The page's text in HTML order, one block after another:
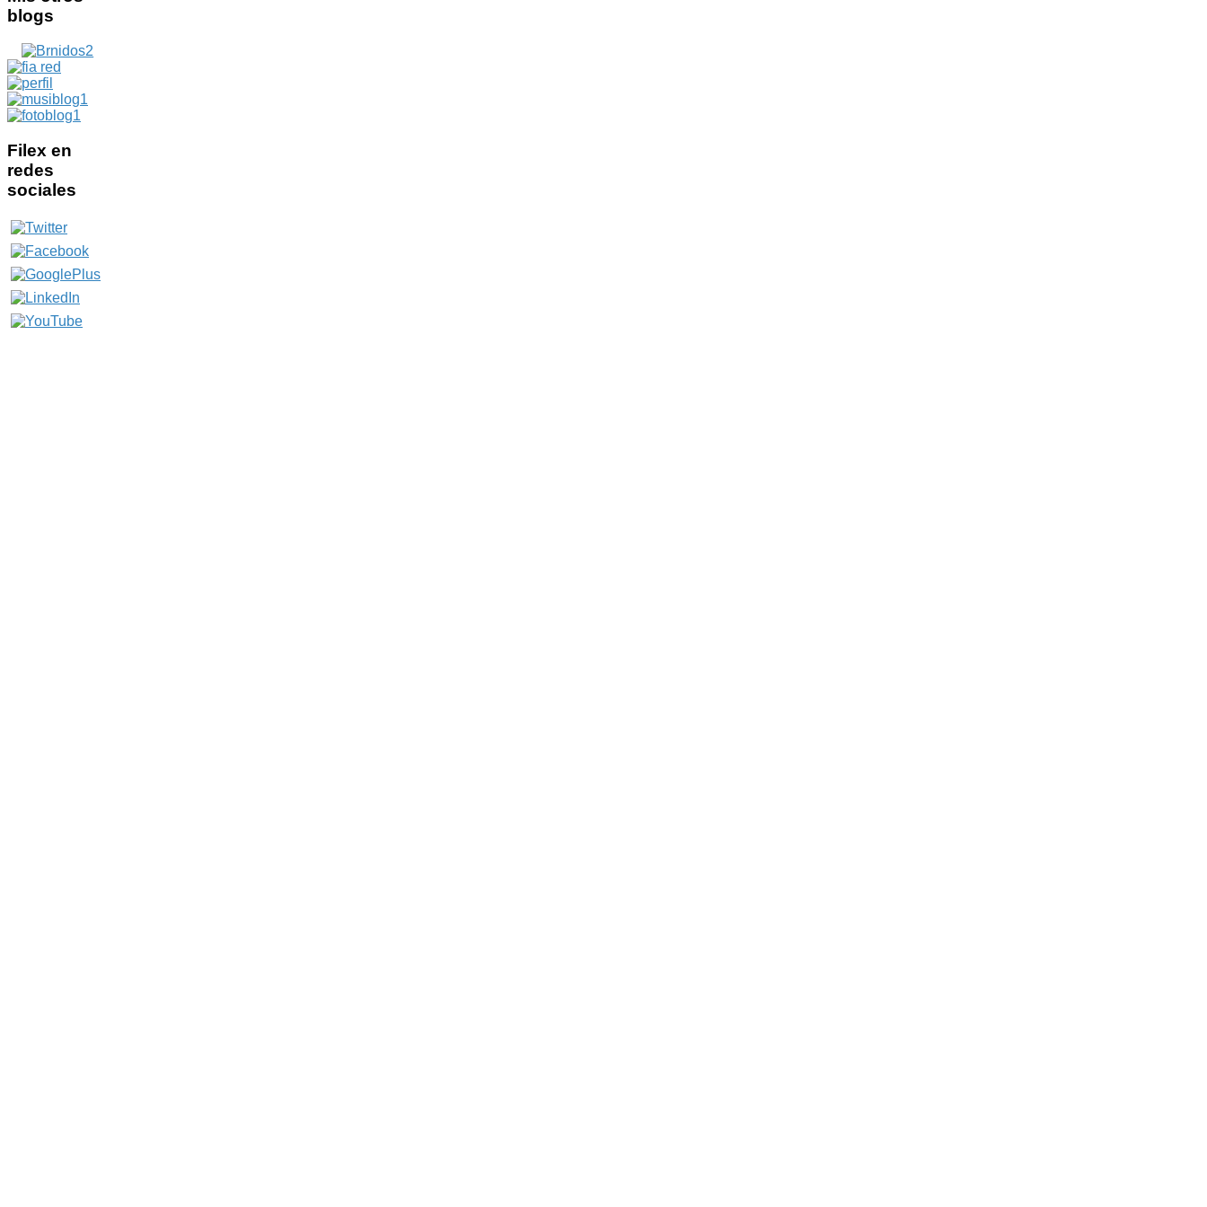
blogs
Filex en
redes
sociales